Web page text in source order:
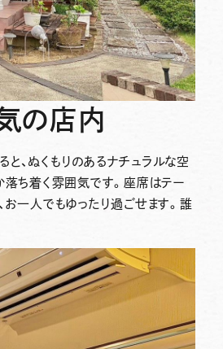
の店内
、ぬくもりのあるナチュラルな空
落ち着く雰囲気です。座席はテー
お一人でもゆったり過ごせます。誰